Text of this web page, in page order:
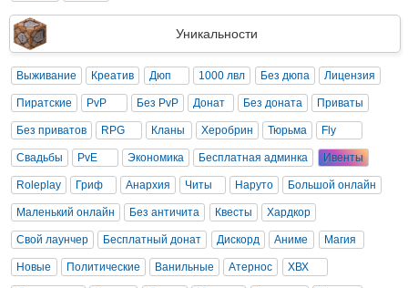
Уникальности
Выживание Креатив Дюп 1000 лвл Без дюпа Лицензия
Пиратские PvP Без PvP Донат Без доната Приваты
Без приватов RPG Кланы Херобрин Тюрьма Fly
Свадьбы PvE Экономика Бесплатная админка Ивенты
Roleplay Гриф Анархия Читы Наруто Большой онлайн
Маленький онлайн Без античита Квесты Хардкор
Свой лаунчер Бесплатный донат Дискорд Аниме Магия
Новые Политические Ванильные Атернос ХВХ